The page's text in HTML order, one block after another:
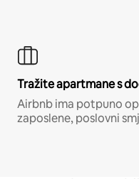
Tražite apartmane s
Airbnb ima potpuno
zaposlene, poslovni